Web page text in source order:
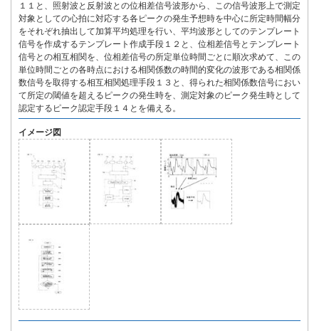
１１と、照射波と反射波との位相差信号波形から、この信号波形上で測定
対象としての心拍に対応する各ピークの発生予想時を中心に所定時間幅分
をそれぞれ抽出して加算平均処理を行い、平均波形としてのテンプレート
信号を作成するテンプレート作成手段１２と、位相差信号とテンプレート
信号との相互相関を、位相差信号の所定単位時間ごとに順次求めて、この
単位時間ごとの各時点における相関係数の時間的変化の波形である相関係
数信号を取得する相互相関処理手段１３と、得られた相関係数信号におい
て所定の閾値を超えるピークの発生時を、測定対象のピーク発生時として
認定するピーク認定手段１４とを備える。
イメージ図